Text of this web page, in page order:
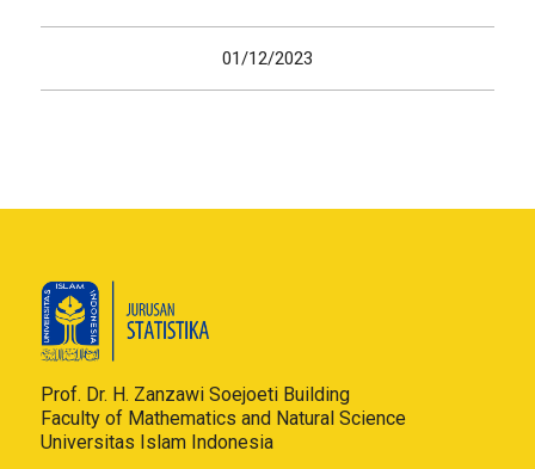
01/12/2023
Prof. Dr. H. Zanzawi Soejoeti Building
Faculty of Mathematics and Natural Science
Universitas Islam Indonesia